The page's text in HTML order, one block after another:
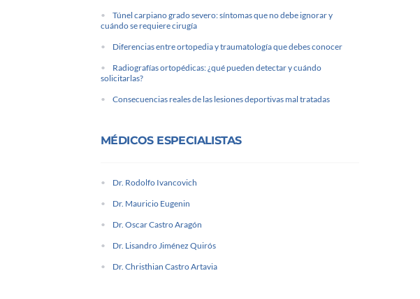
Túnel carpiano grado severo: síntomas que no debe ignorar y
cuándo se requiere cirugía
Diferencias entre ortopedia y traumatología que debes conocer
Radiografías ortopédicas: ¿qué pueden detectar y cuándo
solicitarlas?
Consecuencias reales de las lesiones deportivas mal tratadas
MÉDICOS ESPECIALISTAS
Dr. Rodolfo Ivancovich
Dr. Mauricio Eugenin
Dr. Oscar Castro Aragón
Dr. Lisandro Jiménez Quirós
Dr. Christhian Castro Artavia